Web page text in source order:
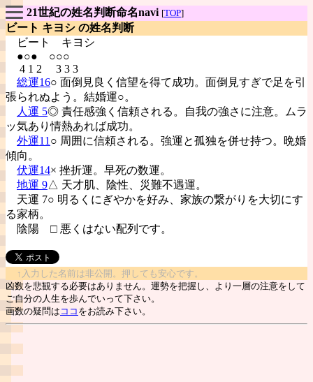
21世紀の姓名判断命名navi [TOP]
ビート キヨシ の姓名判断
ビート キヨシ
●○● ○○○
4 1 2 3 3 3
総運16○ 面倒見良く信望を得て成功。面倒見すぎで足を引
張られぬよう。結婚運○。
人運 5◎ 責任感強く信頼される。自我の強さに注意。ムラ
ッ気あり情熱あれば成功。
外運11 ○ 周囲に信頼される。強運と孤独を併せ持つ。晩婚
傾向。
伏運14× 挫折運。早死の数運。
地運 9△ 天才肌、陰性、災難不遇運。
天運 7○ 明るくにぎやかを好み、家族の繋がりを大切にす
る家柄。
陰陽 □ 悪くはない配列です。
↑入力した名前は非公開。押しても安心です。
凶数を悲観する必要はありません。運勢を把握し、より一層の注意をして
ご自分の人生を歩んでいって下さい。
画数の疑問は ココ をお読み下さい。